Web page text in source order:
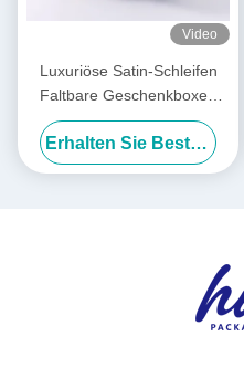
Video
Luxuriöse Satin-Schleifen
Faltbare Geschenkboxen
Vorgebundene,
zusammenklappbare
Verpackungsbox
Erhalten Sie Besten Preis